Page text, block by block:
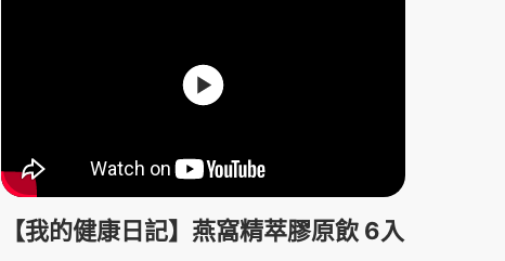
【我的健康日記】燕窩精萃膠原飲 6入